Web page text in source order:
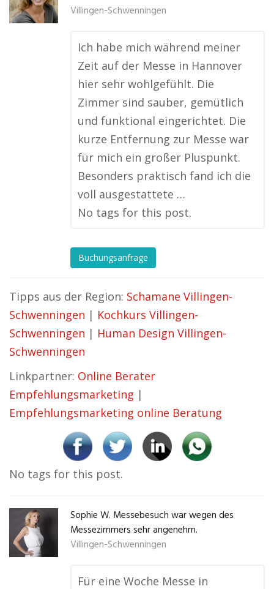
Villingen-Schwenningen
Ich habe mich während meiner
Zeit auf der Messe in Hannover
hier sehr wohlgefühlt. Die
Zimmer sind sauber, gemütlich
und funktional eingerichtet. Die
kurze Entfernung zur Messe war
für mich ein großer Pluspunkt.
Besonders praktisch fand ich die
voll ausgestattete …
No tags for this post.
Buchungsanfrage
Tipps aus der Region: Schamane Villingen-
Schwenningen | Kochkurs Villingen-
Schwenningen | Human Design Villingen-
Schwenningen
Linkpartner: Online Berater
Empfehlungsmarketing |
Empfehlungsmarketing online Beratung
No tags for this post.
Sophie W. Messebesuch war wegen des
Messezimmers sehr angenehm.
Villingen-Schwenningen
Für eine Woche Messe in